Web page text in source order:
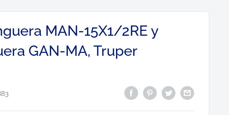
MAN-15X1/2RE y
GAN-MA, Truper